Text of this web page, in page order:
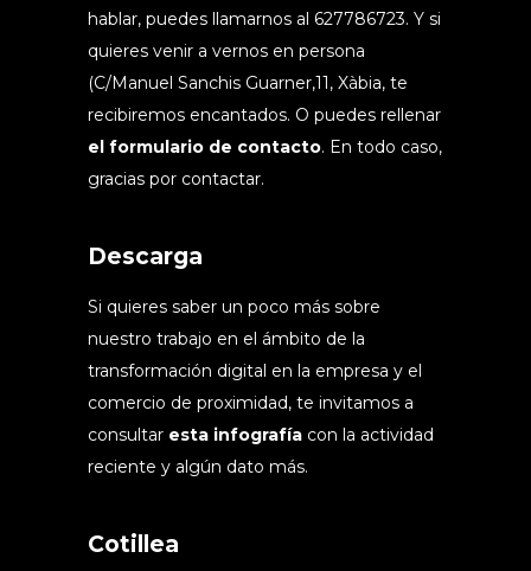
hablar, puedes llamarnos al 627786723. Y si
quieres venir a vernos en persona
(C/Manuel Sanchis Guarner,11, Xàbia, te
recibiremos encantados. O puedes rellenar
el formulario de contacto. En todo caso,
gracias por contactar.
Descarga
Si quieres saber un poco más sobre
nuestro trabajo en el ámbito de la
transformación digital en la empresa y el
comercio de proximidad, te invitamos a
consultar esta infografía con la actividad
reciente y algún dato más.
Cotillea